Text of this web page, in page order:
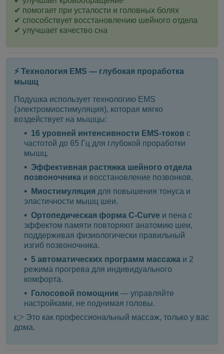
✔ помогает при усталости и головных болях
✔ способствует восстановлению шейного отдела
✔ улучшает качество сна
⚡ Технология EMS — глубокая проработка
мышц
Подушка использует технологию EMS
(электромиостимуляция), которая мягко
воздействует на мышцы:
16 уровней интенсивности EMS-токов с
частотой до 65 Гц для глубокой проработки
мышц.
Эффективная растяжка шейного отдела
позвоночника и восстановление позвонков.
Миостимуляция для повышения тонуса и
эластичности мышц шеи.
Ортопедическая форма C-Curve и пена с
эффектом памяти повторяют анатомию шеи,
поддерживая физиологически правильный
изгиб позвоночника.
5 автоматических программ массажа и 2
режима прогрева для индивидуального
комфорта.
Голосовой помощник — управляйте
настройками, не поднимая головы.
👉 Это как профессиональный массаж, только у вас
дома.